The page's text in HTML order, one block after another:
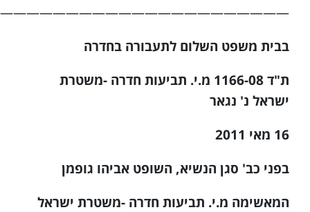
בבית משפט השלום לתעבורה בחדרה
ת"ד 1166-08 מ.י. תביעות חדרה -משטרת
ישראל נ' נגאר
16 מאי 2011
בפני כב' סגן הנשיא, השופט אביהו גופמן
המאשימה מ.י. תביעות חדרה -משטרת ישראל